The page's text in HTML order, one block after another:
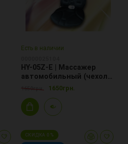
Есть в наличии
HY-05Z-E | Массажер
автомобильный (чехол
для кресла)
1650грн. 1650грн.
СКИДКА 0 %